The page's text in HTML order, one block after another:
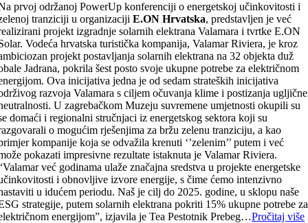
prvoj održanoj PowerUp konferenciji o energetskoj učinkovitosti i
tranziciji u organizacijiE.ON Hrvatska, predstavljen je već
projekt izgradnje solarnih elektrana Valamara i tvrtke E.ON
Vodeća hrvatska turistička kompanija, Valamar Riviera, je kroz
projekt postavljanja solarnih elektrana na 32 objekta duž
Jadrana, pokrila šest posto svoje ukupne potrebe za električnom
Ova inicijativa jedna je od sedam strateških inicijativa
razvoja Valamara s ciljem očuvanja klime i postizanja ugljične
U zagrebačkom Muzeju suvremene umjetnosti okupili su
domaći i regionalni stručnjaci iz energetskog sektora koji su
o mogućim rješenjima za bržu zelenu tranziciju, a kao
kompanije koja se odvažila krenuti ‘’zelenim’’ putem i već
pokazati impresivne rezultate istaknuta je Valamar Riviera.
već godinama ulaže značajna sredstva u projekte energetske
i obnovljive izvore energije, s čime ćemo intenzivno
u idućem periodu. Naš je cilj do 2025. godine, u sklopu naše
strategije, putem solarnih elektrana pokriti 15% ukupne potrebe za
energijom”, izjavila je Tea Pestotnik Prebeg…Pročitaj više